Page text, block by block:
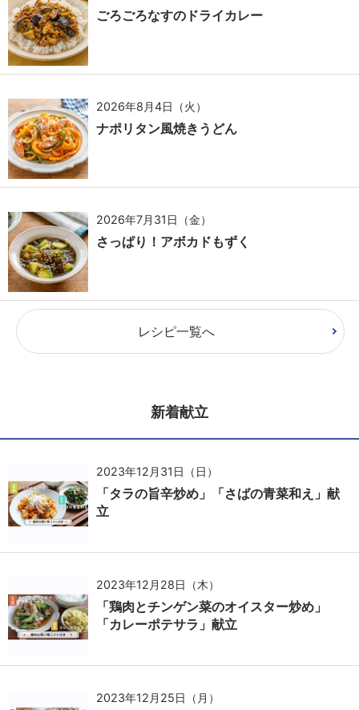
ごろごろなすのドライカレー
2026年8月4日（火）
ナポリタン風焼きうどん
2026年7月31日（金）
さっぱり！アボカドもずく
レシピ一覧へ
新着献立
2023年12月31日（日）
「タラの旨辛炒め」「さばの青菜和え」献
立
2023年12月28日（木）
「鶏肉とチンゲン菜のオイスター炒め」
「カレーポテサラ」献立
2023年12月25日（月）